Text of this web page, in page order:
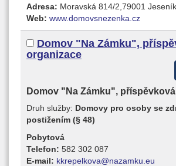
Adresa: Moravská 814/2,79001 Jeseník
Web: www.domovsnezenka.cz
Domov "Na Zámku",
organizace
Domov "Na Zámku",
Druh služby: Domovy pro osoby se
postižením (§ 48)
Pobytová
Telefon: 582 302 087
E-mail: kkrepelkova@nazamku.eu